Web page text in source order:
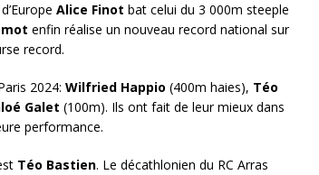
Alice Finot bat celui du 3 000m steeple
enfin réalise un nouveau record national sur
record.
2024: Wilfried Happio (400m haies), Téo
Galet (100m). Ils ont fait de leur mieux dans
performance.
Téo Bastien. Le décathlonien du RC Arras